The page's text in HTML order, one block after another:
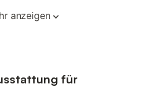
anzeigen
für